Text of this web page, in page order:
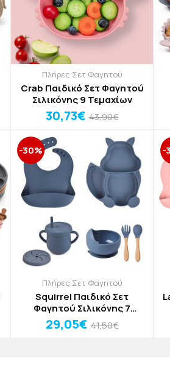
Πλήρες Σετ Φαγητού
Crab Παιδικό Σετ Φαγητού
Σιλικόνης 9 Τεμαχίων
30,73€ 43,90€
-30%
Πλήρες Σετ Φαγητού
Squirrel Παιδικό Σετ
Φαγητού Σιλικόνης 7
Τεμαχίων
29,05€ 41,50€
-